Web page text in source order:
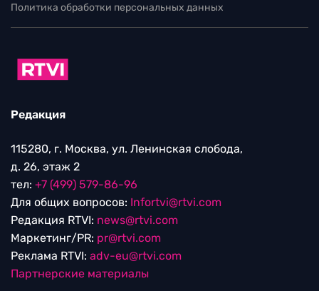
Политика обработки персональных данных
Редакция
115280, г. Москва, ул. Ленинская слобода,
д. 26, этаж 2
тел: +7 (499) 579-86-96
Для общих вопросов: Infortvi@rtvi.com
Редакция RTVI: news@rtvi.com
Маркетинг/PR: pr@rtvi.com
Реклама RTVI: adv-eu@rtvi.com
Партнерские материалы